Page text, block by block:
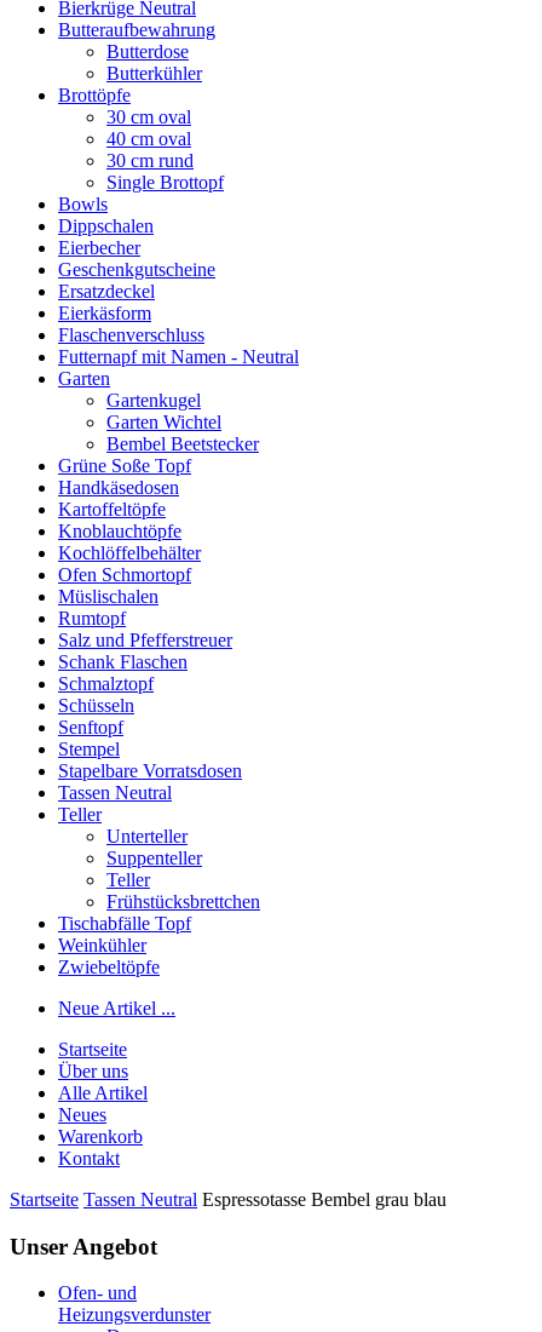
Bierkrüge Neutral
Butteraufbewahrung
Butterdose
Butterkühler
Brottöpfe
30 cm oval
40 cm oval
30 cm rund
Single Brottopf
Bowls
Dippschalen
Eierbecher
Geschenkgutscheine
Ersatzdeckel
Eierkäsform
Flaschenverschluss
Futternapf mit Namen - Neutral
Garten
Gartenkugel
Garten Wichtel
Bembel Beetstecker
Grüne Soße Topf
Handkäsedosen
Kartoffeltöpfe
Knoblauchtöpfe
Kochlöffelbehälter
Ofen Schmortopf
Müslischalen
Rumtopf
Salz und Pfefferstreuer
Schank Flaschen
Schmalztopf
Schüsseln
Senftopf
Stempel
Stapelbare Vorratsdosen
Tassen Neutral
Teller
Unterteller
Suppenteller
Teller
Frühstücksbrettchen
Tischabfälle Topf
Weinkühler
Zwiebeltöpfe
Neue Artikel ...
Startseite
Über uns
Alle Artikel
Neues
Warenkorb
Kontakt
Startseite Tassen Neutral Espressotasse Bembel grau blau
Unser Angebot
Ofen- und
Heizungsverdunster